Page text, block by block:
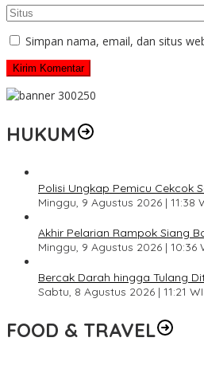
Simpan nama, email, dan situs
HUKUM
Polisi Ungkap Pemicu Cekcok
Minggu, 9 Agustus 2026 | 11:38
Akhir Pelarian Rampok Siang
Minggu, 9 Agustus 2026 | 10:36
Bercak Darah hingga Tulang
Sabtu, 8 Agustus 2026 | 11:21
FOOD & TRAVEL